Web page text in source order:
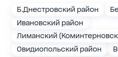
Б.Днестровский район
Ивановский район
Лиманский
Овидиопольский район